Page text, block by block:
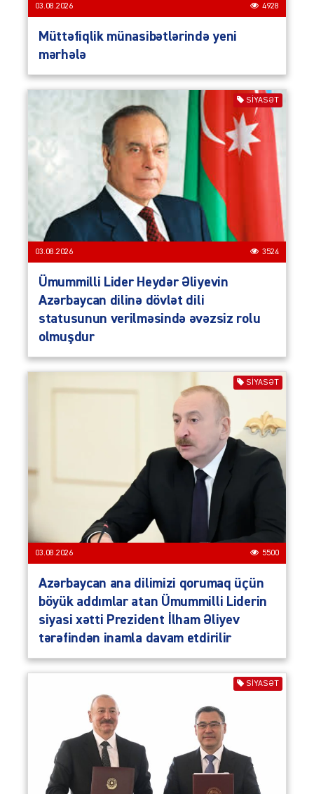
03.08.2026 4928
Müttəfiqlik münasibətlərində yeni
mərhələ
SIYASƏT
03.08.2026 3524
Ümummilli Lider Heydər Əliyevin
Azərbaycan dilinə dövlət dili
statusunun verilməsində əvəzsiz rolu
olmuşdur
SIYASƏT
03.08.2026 5500
Azərbaycan ana dilimizi qorumaq üçün
böyük addımlar atan Ümummilli Liderin
siyasi xətti Prezident İlham Əliyev
tərəfindən inamla davam etdirilir
SIYASƏT